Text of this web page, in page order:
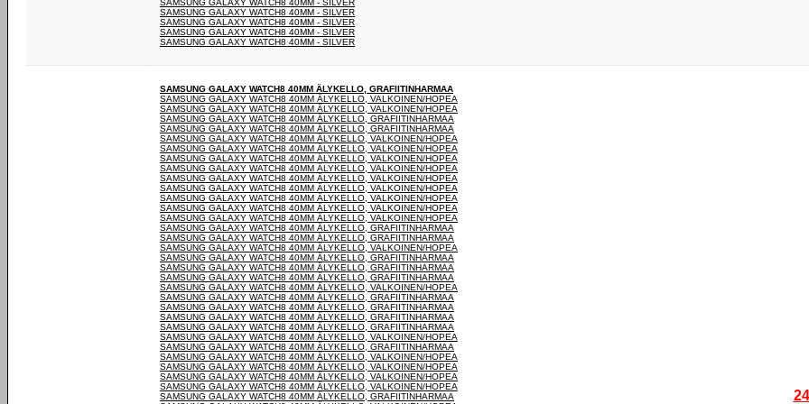
SAMSUNG GALAXY WATCH8 40MM - SILVER
SAMSUNG GALAXY WATCH8 40MM - SILVER
SAMSUNG GALAXY WATCH8 40MM - SILVER
SAMSUNG GALAXY WATCH8 40MM - SILVER
SAMSUNG GALAXY WATCH8 40MM - SILVER
SAMSUNG GALAXY WATCH8 40MM ÄLYKELLO, GRAFIITINHARMAA
SAMSUNG GALAXY WATCH8 40MM ÄLYKELLO, VALKOINEN/HOPEA
SAMSUNG GALAXY WATCH8 40MM ÄLYKELLO, VALKOINEN/HOPEA
SAMSUNG GALAXY WATCH8 40MM ÄLYKELLO, GRAFIITINHARMAA
SAMSUNG GALAXY WATCH8 40MM ÄLYKELLO, GRAFIITINHARMAA
SAMSUNG GALAXY WATCH8 40MM ÄLYKELLO, VALKOINEN/HOPEA
SAMSUNG GALAXY WATCH8 40MM ÄLYKELLO, VALKOINEN/HOPEA
SAMSUNG GALAXY WATCH8 40MM ÄLYKELLO, VALKOINEN/HOPEA
SAMSUNG GALAXY WATCH8 40MM ÄLYKELLO, VALKOINEN/HOPEA
SAMSUNG GALAXY WATCH8 40MM ÄLYKELLO, VALKOINEN/HOPEA
SAMSUNG GALAXY WATCH8 40MM ÄLYKELLO, VALKOINEN/HOPEA
SAMSUNG GALAXY WATCH8 40MM ÄLYKELLO, VALKOINEN/HOPEA
SAMSUNG GALAXY WATCH8 40MM ÄLYKELLO, VALKOINEN/HOPEA
SAMSUNG GALAXY WATCH8 40MM ÄLYKELLO, VALKOINEN/HOPEA
SAMSUNG GALAXY WATCH8 40MM ÄLYKELLO, GRAFIITINHARMAA
SAMSUNG GALAXY WATCH8 40MM ÄLYKELLO, GRAFIITINHARMAA
SAMSUNG GALAXY WATCH8 40MM ÄLYKELLO, VALKOINEN/HOPEA
SAMSUNG GALAXY WATCH8 40MM ÄLYKELLO, GRAFIITINHARMAA
SAMSUNG GALAXY WATCH8 40MM ÄLYKELLO, GRAFIITINHARMAA
SAMSUNG GALAXY WATCH8 40MM ÄLYKELLO, GRAFIITINHARMAA
SAMSUNG GALAXY WATCH8 40MM ÄLYKELLO, VALKOINEN/HOPEA
SAMSUNG GALAXY WATCH8 40MM ÄLYKELLO, GRAFIITINHARMAA
SAMSUNG GALAXY WATCH8 40MM ÄLYKELLO, GRAFIITINHARMAA
SAMSUNG GALAXY WATCH8 40MM ÄLYKELLO, GRAFIITINHARMAA
SAMSUNG GALAXY WATCH8 40MM ÄLYKELLO, GRAFIITINHARMAA
SAMSUNG GALAXY WATCH8 40MM ÄLYKELLO, VALKOINEN/HOPEA
SAMSUNG GALAXY WATCH8 40MM ÄLYKELLO, GRAFIITINHARMAA
SAMSUNG GALAXY WATCH8 40MM ÄLYKELLO, VALKOINEN/HOPEA
SAMSUNG GALAXY WATCH8 40MM ÄLYKELLO, VALKOINEN/HOPEA
SAMSUNG GALAXY WATCH8 40MM ÄLYKELLO, VALKOINEN/HOPEA
SAMSUNG GALAXY WATCH8 40MM ÄLYKELLO, VALKOINEN/HOPEA
SAMSUNG GALAXY WATCH8 40MM ÄLYKELLO, GRAFIITINHARMAA